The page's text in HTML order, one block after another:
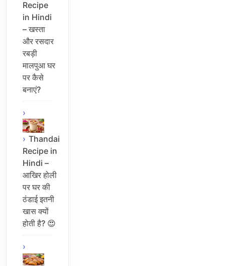
Recipe
in Hindi
– खस्ता
और रसदार
रबड़ी
मालपुआ घर
पर कैसे
बनाएं?
Thandai
Recipe in
Hindi –
आखिर होली
पर घर की
ठंडाई इतनी
खास क्यों
होती है? 😍